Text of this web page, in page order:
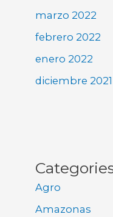
marzo 2022
febrero 2022
enero 2022
diciembre 2021
Agro
Amazonas